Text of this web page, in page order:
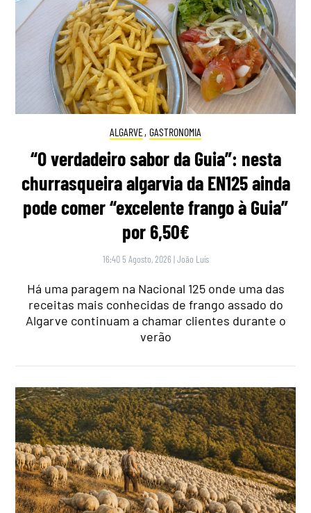
ALGARVE, GASTRONOMIA
“O verdadeiro sabor da Guia”: nesta
churrasqueira algarvia da EN125 ainda
pode comer “excelente frango à Guia”
por 6,50€
16:40 5 Agosto, 2026 |João Luís
Há uma paragem na Nacional 125 onde uma das
receitas mais conhecidas de frango assado do
Algarve continuam a chamar clientes durante o
verão